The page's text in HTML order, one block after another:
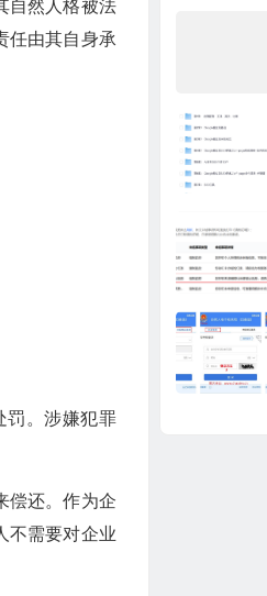
自然人格被法
任由其自身承
罚。涉嫌犯罪
偿还。作为企
不需要对企业